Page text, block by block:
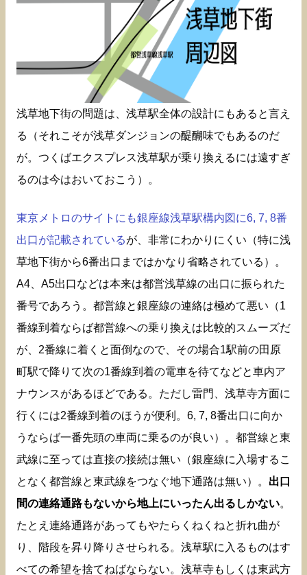
浅草地下街の問題は、浅草駅全体の設計にもあると言え
る（それこそが浅草ダンジョンの醍醐味でもあるのだ
が。つくばエクスプレス浅草駅が乗り換えるには遠すぎ
るのは今はおいておこう）。
東京メトロのサイトにも銀座線浅草駅構内図に6, 7, 8番
出口が記載されているが、非常にわかりにくい（特に浅
草地下街から6番出口まではかなり省略されている）。
A4、A5出口などは本来は都営浅草線の出口に振られた
番号であろう。都営線と銀座線の連絡は極めて悪い（1
番線到着ならば都営線への乗り換えは比較的スムーズだ
が、2番線に着くと面倒なので、その場合1駅前の田原
町駅で降りて次の1番線到着の電車を待てなどと車内ア
ナウンスがあるほどである。ただし雷門、浅草寺方面に
行くには2番線到着のほうが便利。6, 7, 8番出口に向か
うならば一番先頭の車両に乗るのが良い）。都営線と東
武線に至っては直接の接続は無い（銀座線に入場するこ
となく都営線と東武線をつなぐ地下通路は無い）。 出口
間の連絡通路もないから地上にいったん出るしかない。
たとえ連絡通路があってもやたらくねくねと折れ曲が
り、階段を昇り降りさせられる。浅草駅に入るものはす
べての希望を捨てねばならない。浅草寺もしくは東武方